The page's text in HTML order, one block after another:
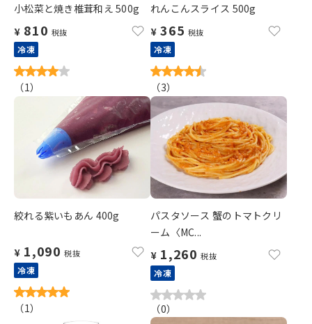
小松菜と焼き椎茸和え 500g
¥ 810 税抜
冷凍
（1）
れんこんスライス 500g
¥ 365 税抜
冷凍
（3）
絞れる紫いもあん 400g
¥ 1,090 税抜
冷凍
（1）
パスタソース 蟹のトマトクリ
ーム〈MC...
¥ 1,260 税抜
冷凍
（0）